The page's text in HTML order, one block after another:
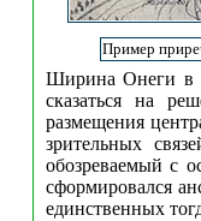
Пример
Ширина Онеги в
сказаться на
размещения
зрительных
обозреваемый с
сформировался
единственных